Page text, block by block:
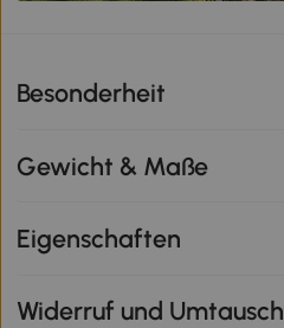
Besonderheit
Gewicht & Maße
Eigenschaften
Widerruf und Umtausch